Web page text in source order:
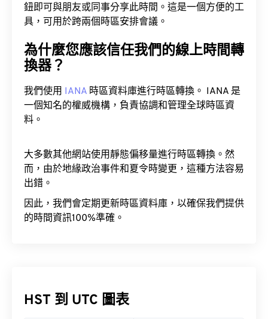
鈕即可與朋友或同事分享此時間。這是一個方便的工
具，可用於跨兩個時區安排會議。
為什麼您應該信任我們的線上時間轉
換器？
我們使用 IANA 時區資料庫進行時區轉換。 IANA 是
一個知名的權威機構，負責協調和管理全球時區資
料。
大多數其他網站使用靜態偏移量進行時區轉換。然
而，由於地緣政治事件和夏令時變更，這種方法容易
出錯。
因此，我們會定期更新時區資料庫，以確保我們提供
的時間資訊100%準確。
HST 到 UTC 圖表